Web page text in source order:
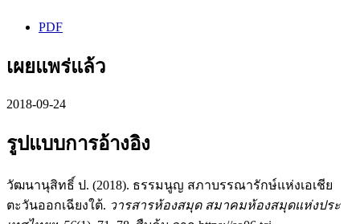
PDF
เผยแพร่แล้ว
2018-09-24
รูปแบบการอ้างอิง
วัฒนานุสิทธิ์ ป. (2018). ธรรมนูญ สภาบรรณารักษ์แห่งเอเชีย
ตะวันออกเฉียงใต้. วารสารห้องสมุด สมาคมห้องสมุดแห่งประ